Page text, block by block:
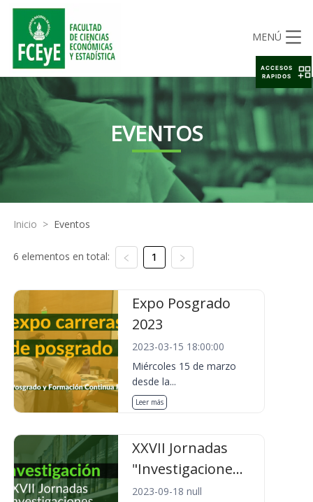
MENÚ
EVENTOS
Inicio > Eventos
6 elementos en total: 1
Expo Posgrado
2023
2023-03-15 18:00:00
Miércoles 15 de marzo
desde la...
Leer más
XXVII Jornadas
"Investigacione...
2023-09-18 null
ACCESOS
RAPIDOS